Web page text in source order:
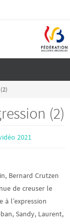
(2)
2021
Bernard Crutzen
de creuser le
l’expression
Sandy, Laurent,